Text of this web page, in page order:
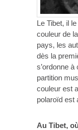
Le Tibet, il
couleur de
pays, les
dès la
s’ordonne
partition
couleur est
polaroïd est
Au Tibet,